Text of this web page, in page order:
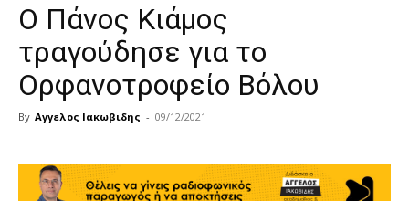
Ο Πάνος Κιάμος
τραγούδησε για το
Ορφανοτροφείο Βόλου
By Αγγελος Ιακωβιδης - 09/12/2021